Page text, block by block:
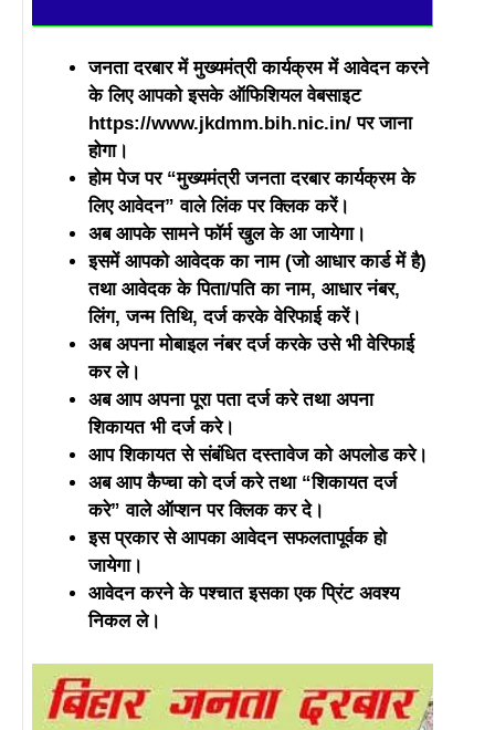
जनता दरबार में मुख्यमंत्री कार्यक्रम में आवेदन करने
के लिए आपको इसके ऑफिशियल वेबसाइट
https://www.jkdmm.bih.nic.in/ पर जाना
होगा।
होम पेज पर “मुख्यमंत्री जनता दरबार कार्यक्रम के
लिए आवेदन” वाले लिंक पर क्लिक करें।
अब आपके सामने फॉर्म खुल के आ जायेगा।
इसमें आपको आवेदक का नाम (जो आधार कार्ड में है)
तथा आवेदक के पिता/पति का नाम, आधार नंबर,
लिंग, जन्म तिथि, दर्ज करके वेरिफाई करें।
अब अपना मोबाइल नंबर दर्ज करके उसे भी वेरिफाई
कर ले।
अब आप अपना पूरा पता दर्ज करे तथा अपना
शिकायत भी दर्ज करे।
आप शिकायत से संबंधित दस्तावेज को अपलोड करे।
अब आप कैप्चा को दर्ज करे तथा “शिकायत दर्ज
करे” वाले ऑप्शन पर क्लिक कर दे।
इस प्रकार से आपका आवेदन सफलतापूर्वक हो
जायेगा।
आवेदन करने के पश्चात इसका एक प्रिंट अवश्य
निकल ले।